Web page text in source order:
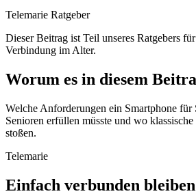
Telemarie Ratgeber
Dieser Beitrag ist Teil unseres Ratgebers
Verbindung im Alter.
Worum es in diesem
Welche Anforderungen ein Smartphone für
Senioren erfüllen müsste und wo
stoßen.
Telemarie
Einfach verbunden